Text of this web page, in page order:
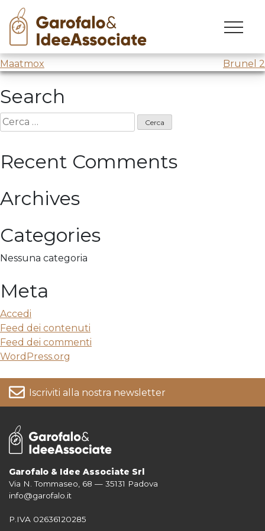
Skip
content
Confindustria Trento
Una certa idea di futuro @Confindustria Trento
Navigazione
articoli
Maatmox Brunel 2
Search
Ricerca
per:
Recent Comments
Archives
Categories
Nessuna categoria
Meta
Accedi
Feed dei contenuti
Feed dei commenti
WordPress.org
Iscriviti alla nostra newsletter
Per informazioni su come vengono trattati i tuoi dati consulta la nostra
Privacy Policy
Garofalo & Idee Associate Srl
Via N. Tommaseo, 68 — 35131 Padova
info@garofalo.it
P.IVA 02636120285